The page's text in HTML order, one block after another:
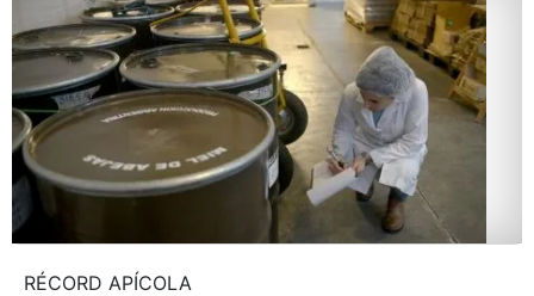
RÉCORD APÍCOLA